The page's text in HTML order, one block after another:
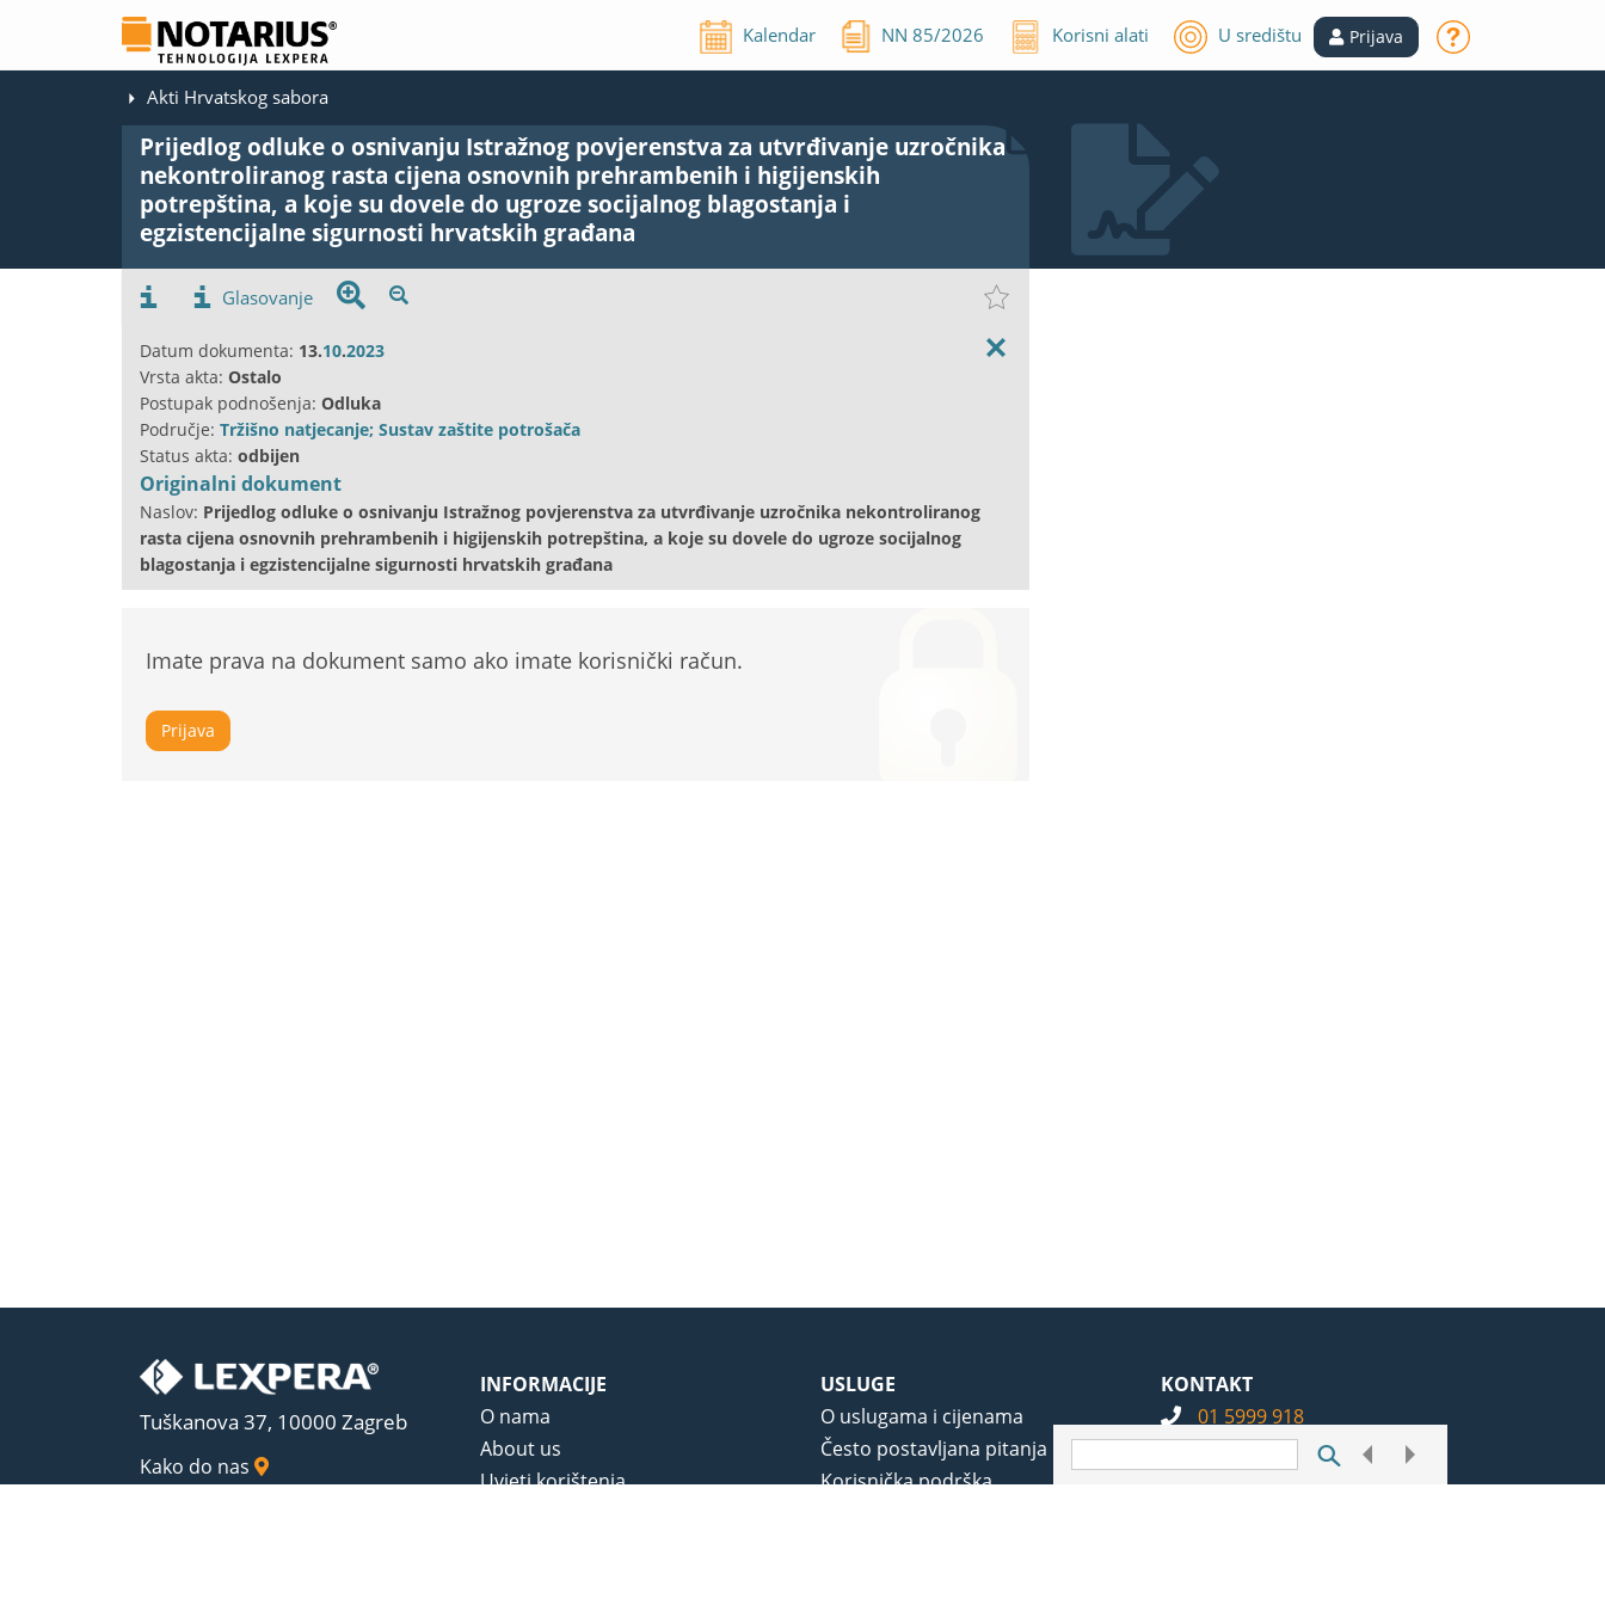
Kalendar NN85/2026 Korisni alati U središtu Prijava
Akti Hrvatskog sabora
Prijedlog odluke o osnivanju Istražnog povjerenstva za utvrđivanje uzročnika
nekontroliranog rasta cijena osnovnih prehrambenih i higijenskih
potrepština, a koje su dovele do ugroze socijalnog blagostanja i
egzistencijalne sigurnosti hrvatskih građana
Glasovanje
Datum dokumenta: 13.10.2023
Vrsta akta: Ostalo
Postupak podnošenja: Odluka
Područje: Tržišno natjecanje; Sustav zaštite potrošača
Status akta: odbijen
Originalni dokument
Naslov: Prijedlog odluke o osnivanju Istražnog povjerenstva za utvrđivanje uzročnika nekontroliranog
rasta cijena osnovnih prehrambenih i higijenskih potrepština, a koje su dovele do ugroze socijalnog
blagostanja i egzistencijalne sigurnosti hrvatskih građana
Imate prava na dokument samo ako imate korisnički račun.
Prijava
Tuškanova 37, 10000 Zagreb
Kako do nas
INFORMACIJE
O nama
About us
Uvjeti korištenja
USLUGE
O uslugama i cijenama
Često postavljana pitanja
Korisnička podrška
KONTAKT
01 5999 918
info@notarius.hr